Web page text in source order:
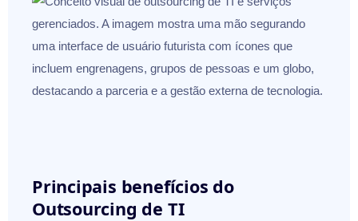
Principais benefícios do
Outsourcing de TI